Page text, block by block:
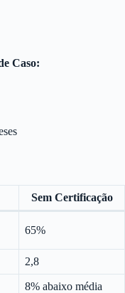
Caso:
Sem Certificação
65%
2,8
8% abaixo média